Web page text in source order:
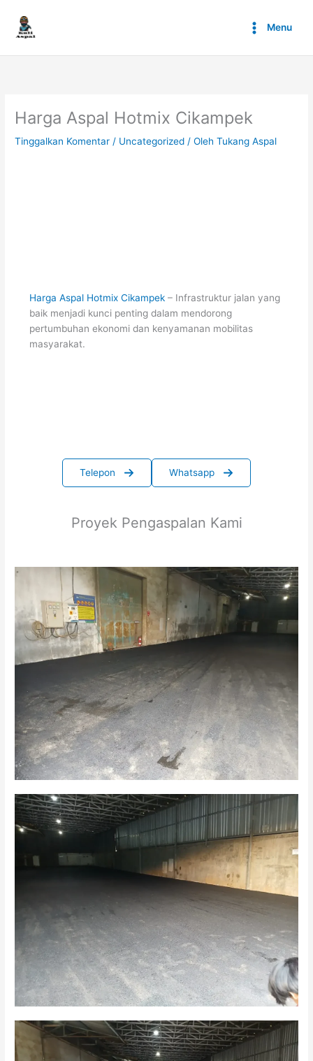
konten
Menu
Harga Aspal Hotmix Cikampek
Tinggalkan Komentar / Uncategorized / OlehTukang Aspal
Harga Aspal Hotmix Cikampek– Infrastruktur jalan yang
baik menjadi kunci penting dalam mendorong
pertumbuhan ekonomi dan kenyamanan mobilitas
masyarakat.
Telepon Whatsapp
Proyek Pengaspalan Kami